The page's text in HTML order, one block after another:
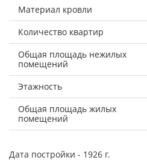
Материал кровли
Количество квартир
Общая площадь нежилых
помещений
Этажность
Общая площадь жилых
помещений
Дата постройки - 1926 г.